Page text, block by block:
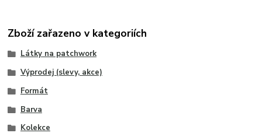
Zboží zařazeno v kategoriích
Látky na patchwork
Výprodej (slevy, akce)
Formát
Barva
Kolekce